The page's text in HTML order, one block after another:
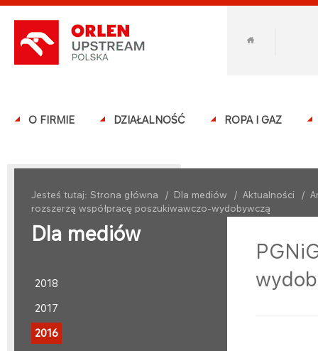
O FIRMIE DZIAŁALNOŚĆ ROPA I GAZ
Jesteś tutaj: Strona główna / Dla mediów / Aktualności /
rozszerzą współpracę poszukiwawczo-wydobywczą
Dla mediów
2018
2017
2016